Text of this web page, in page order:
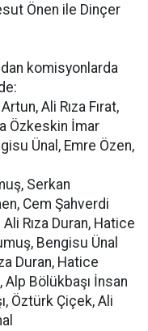
Önen ile Dinçer
komisyonlarda
Ali Rıza Fırat,
Özkeskin İmar
Ünal, Emre Özen,
Serkan
Cem Şahverdi
Rıza Duran, Hatice
Bengisu Ünal
Duran, Hatice
Bölükbaşı İnsan
Öztürk Çiçek, Ali